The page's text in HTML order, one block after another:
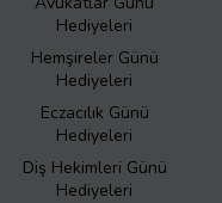
Hediyeleri
Hemşireler Günü
Hediyeleri
Eczacılık Günü
Hediyeleri
Diş Hekimleri Günü
Hediyeleri